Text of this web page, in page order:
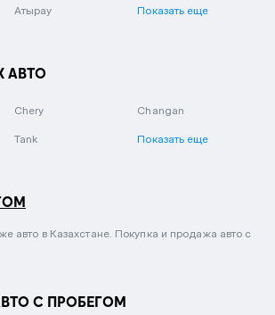
Атырау Показать еще
АВТО
Chery Changan
Tank Показать еще
авто в Казахстане. Покупка и продажа авто с
С ПРОБЕГОМ